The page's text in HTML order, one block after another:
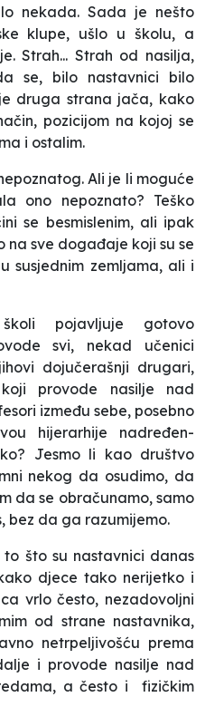
nekada. Sada je nešto
klupe, ušlo u školu, a
Strah... Strah od nasilja,
se, bilo nastavnici bilo
druga strana jača, kako
pozicijom na kojoj se
i ostalim.
Ali je li moguće
ono nepoznato? Teško
se besmislenim, ali ipak
na sve događaje koji su se
susjednim zemljama, ali i
pojavljuje gotovo
svi, nekad učenici
dojučerašnji drugari,
provode nasilje nad
između sebe, posebno
hijerarhije nadređen-
Jesmo li kao društvo
nekog da osudimo, da
da se obračunamo, samo
bez da ga razumijemo.
što su nastavnici danas
djece tako nerijetko i
vrlo često, nezadovoljni
od strane nastavnika,
netrpeljivošću prema
i provode nasilje nad
a često i
fizičkim